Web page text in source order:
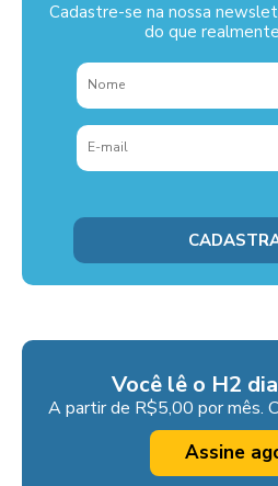
Cadastre-se na nossa
do que
Você lê o H2
A partir de R$5,00 por mês.
Assine